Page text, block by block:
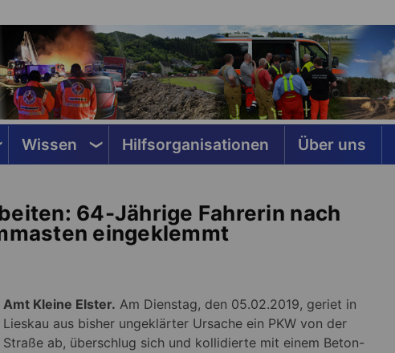
Wissen Hilfsorganisationen Über uns
64-Jährige Fahrerin nach
eingeklemmt
Amt Kleine Elster. Am Dienstag, den 05.02.2019, geriet in
Lieskau aus bisher ungeklärter Ursache ein PKW von der
Straße ab, überschlug sich und kollidierte mit einem Beton-